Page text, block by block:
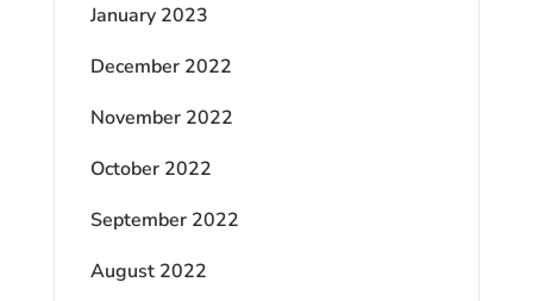
January 2023
December 2022
November 2022
October 2022
September 2022
August 2022